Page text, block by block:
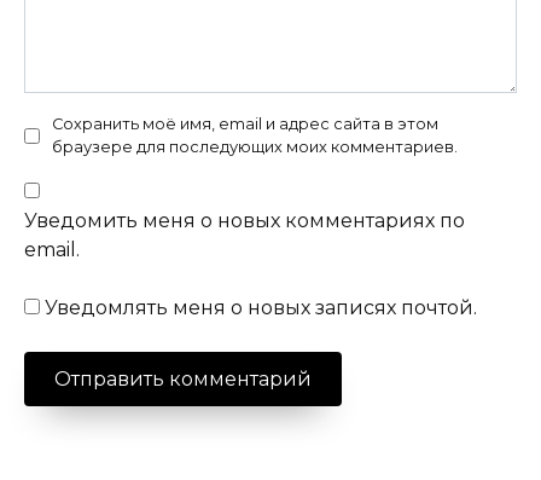
Сохранить моё имя, email и адрес сайта в этом
браузере для последующих моих комментариев.
Уведомить меня о новых комментариях по
email.
Уведомлять меня о новых записях почтой.